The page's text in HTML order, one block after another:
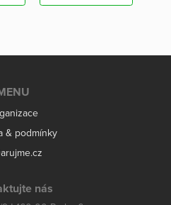
& podmínky
nás